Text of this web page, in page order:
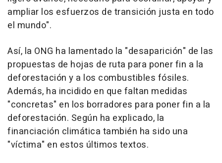
ampliar los esfuerzos de transición justa en todo
el mundo".
Así, la ONG ha lamentado la "desaparición" de las
propuestas de hojas de ruta para poner fin a la
deforestación y a los combustibles fósiles.
Además, ha incidido en que faltan medidas
"concretas" en los borradores para poner fin a la
deforestación. Según ha explicado, la
financiación climática también ha sido una
"víctima" en estos últimos textos.